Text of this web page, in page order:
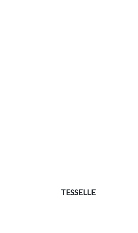
TESSELLE